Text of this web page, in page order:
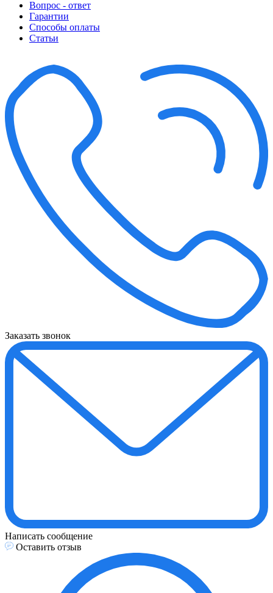
Вопрос - ответ
Гарантии
Способы оплаты
Статьи
Заказать звонок
Написать сообщение
Оставить отзыв